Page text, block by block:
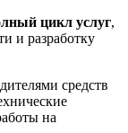
цикл услуг,
и разработку
средств
на